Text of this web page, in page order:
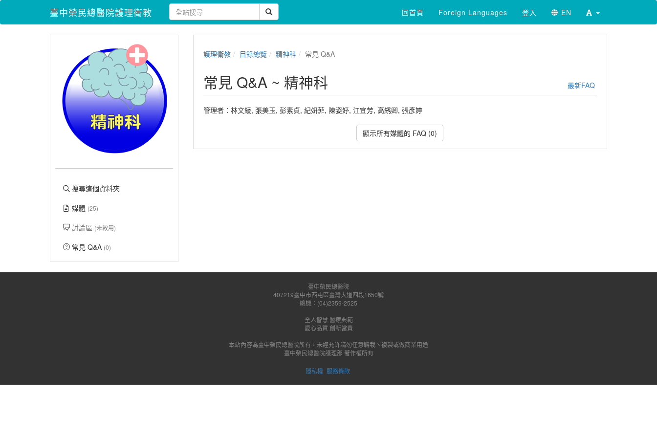
臺中榮民總醫院護理衛教 回首頁 Foreign Languages 登入 EN
搜尋這個資料夾
媒體 (25)
討論區 (未啟用)
常見 Q&A (0)
護理衛教 目錄總覽 精神科 常見 Q&A
常見 Q&A ~ 精神科 最新FAQ
管理者： 林文綾, 張美玉, 彭素貞, 紀妍菲, 陳姿妤, 江宜芳, 高綉卿, 張彥婷
顯示所有媒體的 FAQ (0)
臺中榮民總醫院
407219臺中市西屯區臺灣大道四段1650號
總機：(04)2359-2525
全人智慧 醫療典範
愛心品質 創新當責
本站內容為臺中榮民總醫院所有，未經允許請勿任意轉載ヽ複製或做商業用途
臺中榮民總醫院護理部 著作權所有
隱私權 服務條款